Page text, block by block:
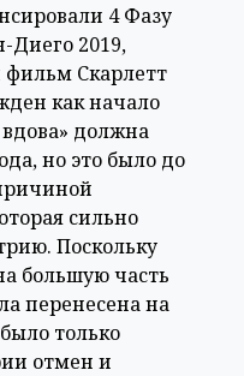
4 Фазу
Диего 2019,
Скарлетт
как начало
должна
но это было до
сильно
Поскольку
большую часть
перенесена на
только
отмен и